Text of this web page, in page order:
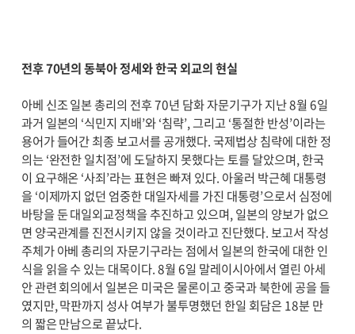
전후 70년의 동북아 정세와 한국 외교의 현실
아베 신조 일본 총리의 전후 70년 담화 자문기구가 지난 8월 6일
과거 일본의 ‘식민지 지배’와 ‘침략’, 그리고 ‘통절한 반성’이라는
용어가 들어간 최종 보고서를 공개했다. 국제법상 침략에 대한 정
의는 ‘완전한 일치점’에 도달하지 못했다는 토를 달았으며, 한국
이 요구해온 ‘사죄’라는 표현은 빠져 있다. 아울러 박근혜 대통령
을 ‘이제까지 없던 엄중한 대일자세를 가진 대통령’으로서 심정에
바탕을 둔 대일외교정책을 추진하고 있으며, 일본의 양보가 없으
면 양국관계를 진전시키지 않을 것이라고 진단했다. 보고서 작성
주체가 아베 총리의 자문기구라는 점에서 일본의 한국에 대한 인
식을 읽을 수 있는 대목이다. 8월 6일 말레이시아에서 열린 아세
안 관련 회의에서 일본은 미국은 물론이고 중국과 북한에 공을 들
였지만, 막판까지 성사 여부가 불투명했던 한일 회담은 18분 만
의 짧은 만남으로 끝났다.